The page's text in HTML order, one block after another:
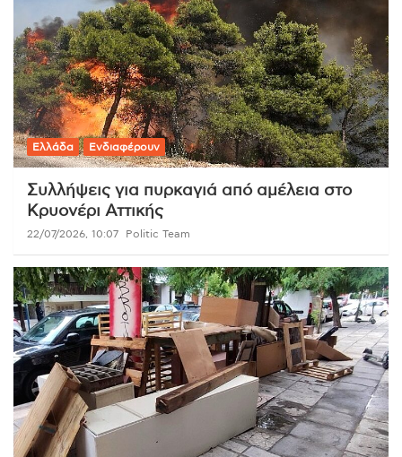
Ελλάδα Ενδιαφέρουν
Συλλήψεις για πυρκαγιά από αμέλεια στο
Κρυονέρι Αττικής
22/07/2026, 10:07 Politic Team